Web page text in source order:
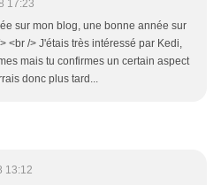
17:23
sur mon blog, une bonne année sur
<br /> J'étais très intéressé par Kedi,
mais tu confirmes un certain aspect
donc plus tard...
13:12